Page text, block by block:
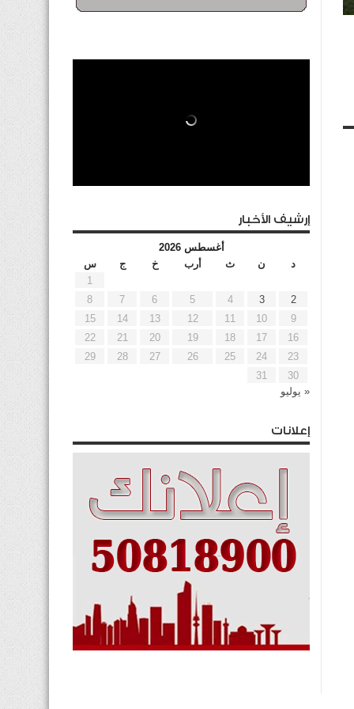
إرشيف الأخبار
أغسطس 2026
د
ن ث أرب خ ج
س
1
2
3
4
5
6
7
8
9
10
11
12
13
14
15
16
17
18
19
20
21
22
23
24
25
26
27
28
29
30
31
« يوليو
إعلانات